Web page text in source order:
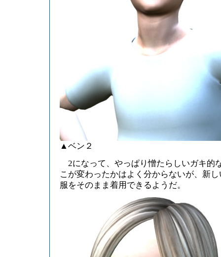
▲ベン２
2になって、やっぱり憎たらしいガキ的
こが変わったかはよく分からないが、新
服をそのまま着用できるようだ。